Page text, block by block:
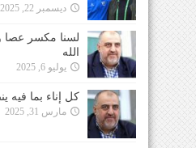
ديسمبر 22, 2025
لسنا مكسر عصا
الله
يوليو 6, 2025
كل إناء بما فيه
مارس 31, 2025